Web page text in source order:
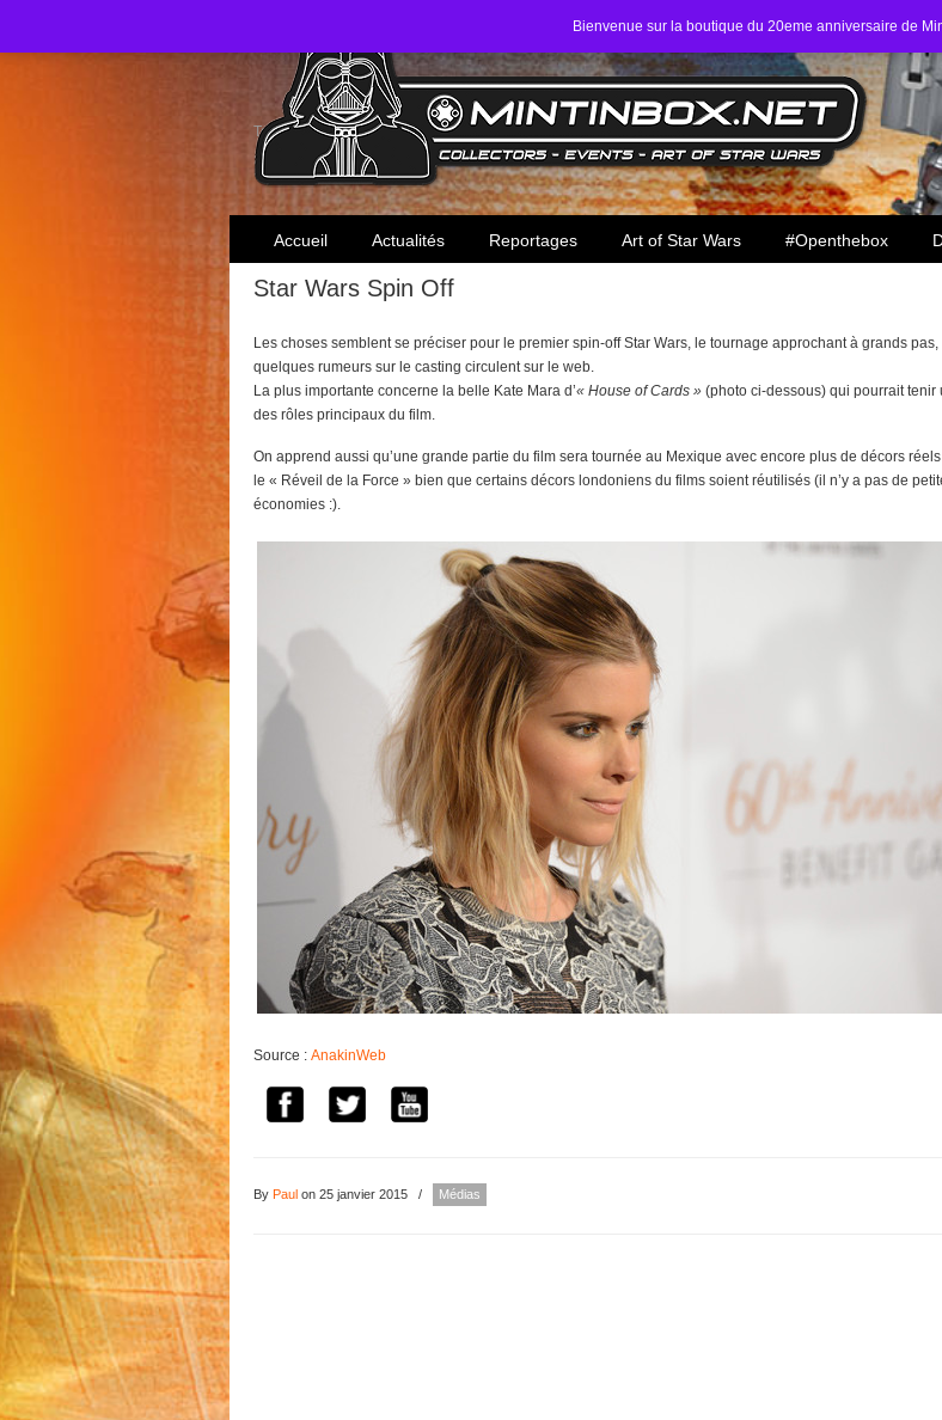
Bienvenue sur la boutique du 20eme anniversaire de
Toute l'actualité des collectionneurs Star Wars
Accueil Actualités Reportages Art of Star Wars #Openthebox
Star Wars Spin Off
Les choses semblent se préciser pour le premier spin-off Star Wars, le tournage approchant à grands pas,
quelques rumeurs sur le casting circulent sur le web.
La plus importante concerne la belle Kate Mara d’« House of Cards » (photo ci-dessous) qui pourrait tenir
des rôles principaux du film.
On apprend aussi qu’une grande partie du film sera tournée au Mexique avec encore plus de décors
le « Réveil de la Force » bien que certains décors londoniens du films soient réutilisés (il n’y a pas de
économies :).
Source : AnakinWeb
By Paul on 25 janvier 2015 / Médias